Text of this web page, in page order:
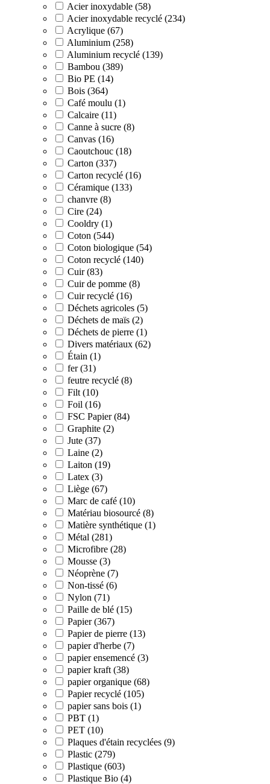
Acier inoxydable (58)
Acier inoxydable recyclé (234)
Acrylique (67)
Aluminium (258)
Aluminium recyclé (139)
Bambou (389)
Bio PE (14)
Bois (364)
Café moulu (1)
Calcaire (11)
Canne à sucre (8)
Canvas (16)
Caoutchouc (18)
Carton (337)
Carton recyclé (16)
Céramique (133)
chanvre (8)
Cire (24)
Cooldry (1)
Coton (544)
Coton biologique (54)
Coton recyclé (140)
Cuir (83)
Cuir de pomme (8)
Cuir recyclé (16)
Déchets agricoles (5)
Déchets de maïs (2)
Déchets de pierre (1)
Divers matériaux (62)
Étain (1)
fer (31)
feutre recyclé (8)
Filt (10)
Foil (16)
FSC Papier (84)
Graphite (2)
Jute (37)
Laine (2)
Laiton (19)
Latex (3)
Liège (67)
Marc de café (10)
Matériau biosourcé (8)
Matière synthétique (1)
Métal (281)
Microfibre (28)
Mousse (3)
Néoprène (7)
Non-tissé (6)
Nylon (71)
Paille de blé (15)
Papier (367)
Papier de pierre (13)
papier d'herbe (7)
papier ensemencé (3)
papier kraft (38)
papier organique (68)
Papier recyclé (105)
papier sans bois (1)
PBT (1)
PET (10)
Plaques d'étain recyclées (9)
Plastic (279)
Plastique (603)
Plastique Bio (4)